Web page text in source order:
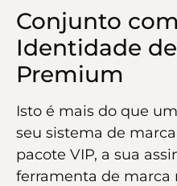
Conjunto
Identidade
Premium
Isto é mais do que
seu sistema de
pacote VIP, a sua
ferramenta de marca